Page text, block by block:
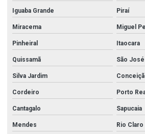
Conexões sanitárias
Conexões sanitarias em aço inox
Conexões para tubos de aço carbono
Conexões tubulares aço carbono
Conexões tubulares aço inox
Conexões tubulares inox
Conexões tupy
Iguaba Grande Piraí
Miracema Miguel
Pinheiral Itaocara
Quissamã São
Silva Jardim
Cordeiro Porto
Cantagalo Sapucaia
Mendes Rio Claro